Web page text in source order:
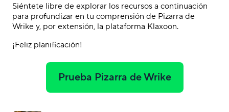
Siéntete libre de explorar los recursos a continuación
para profundizar en tu comprensión de Pizarra de
Wrike y, por extensión, la plataforma Klaxoon.
¡Feliz planificación!
Prueba Pizarra de Wrike